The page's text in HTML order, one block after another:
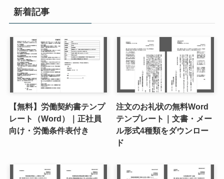
新着記事
【無料】労働契約書テンプ
レート（Word）｜正社員
向け・労働条件表付き
注文のお礼状の無料Word
テンプレート｜文書・メー
ル形式4種類をダウンロー
ド